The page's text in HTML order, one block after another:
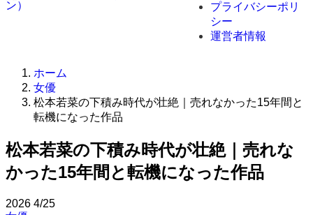
プライバシーポリ
シー
運営者情報
ホーム
女優
松本若菜の下積み時代が壮絶｜売れなかった15年間と
転機になった作品
松本若菜の下積み時代が壮絶｜売れな
かった15年間と転機になった作品
2026 4/25